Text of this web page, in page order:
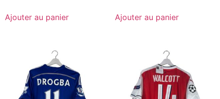
Ajouter au panier Ajouter au panier